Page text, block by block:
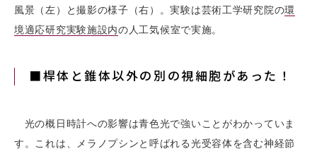
風景（左）と撮影の様子（右）。実験は芸術工学研究院の環
境適応研究実験施設内の人工気候室で実施。
■桿体と錐体以外の別の視細胞があった！
光の概日時計への影響は青色光で強いことがわかっていま
す。これは、メラノプシンと呼ばれる光受容体を含む神経節